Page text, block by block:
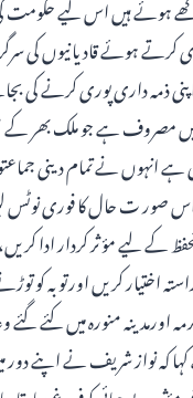
کرتے ہوئے قادیانیوں کی
ذمہ داری پوری کرنے کی
مصروف ہے جو ملک بھر
انہوں نے تمام دینی
صور ت حال کا فوری نوٹس
کے لیے مؤ ثر کردار ادا
اختیار کریں اورتوبہ کو
اورمدینہ منورہ میں کئے
کہ نواز شریف نے اپنے دور